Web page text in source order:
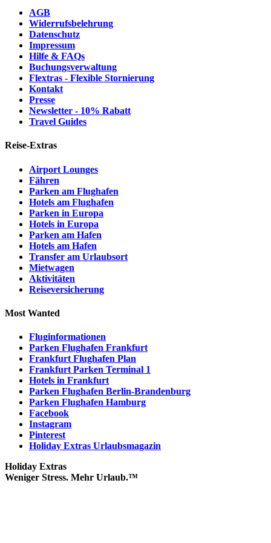
AGB
Widerrufsbelehrung
Datenschutz
Impressum
Hilfe & FAQs
Buchungsverwaltung
Flextras - Flexible Stornierung
Kontakt
Presse
Newsletter - 10% Rabatt
Travel Guides
Reise-Extras
Airport Lounges
Fähren
Parken am Flughafen
Hotels am Flughafen
Parken in Europa
Hotels in Europa
Parken am Hafen
Hotels am Hafen
Transfer am Urlaubsort
Mietwagen
Aktivitäten
Reiseversicherung
Most Wanted
Fluginformationen
Parken Flughafen Frankfurt
Frankfurt Flughafen Plan
Frankfurt Parken Terminal 1
Hotels in Frankfurt
Parken Flughafen Berlin-Brandenburg
Parken Flughafen Hamburg
Facebook
Instagram
Pinterest
Holiday Extras Urlaubsmagazin
Holiday Extras
Weniger Stress. Mehr Urlaub.™